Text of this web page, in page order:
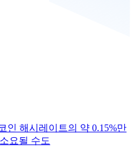
인 해시레이트의 약 0.15%만
요될 수도